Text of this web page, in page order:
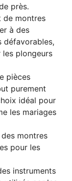
près.
de montres
à des
défavorables,
plongeurs
pièces
purement
idéal pour
les mariages
montres
pour les
instruments